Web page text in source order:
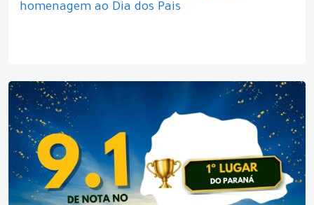
homenagem ao Dia dos Pais